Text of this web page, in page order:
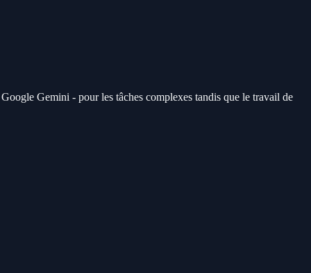
Gemini - pour les tâches complexes tandis que le travail de